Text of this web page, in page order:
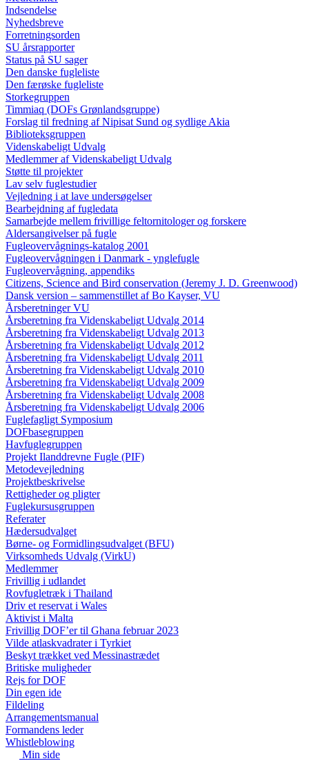
Indsendelse
Nyhedsbreve
Forretningsorden
SU årsrapporter
Status på SU sager
Den danske fugleliste
Den færøske fugleliste
Storkegruppen
Timmiaq (DOFs Grønlandsgruppe)
Forslag til fredning af Nipisat Sund og sydlige Akia
Biblioteksgruppen
Videnskabeligt Udvalg
Medlemmer af Videnskabeligt Udvalg
Støtte til projekter
Lav selv fuglestudier
Vejledning i at lave undersøgelser
Bearbejdning af fugledata
Samarbejde mellem frivillige feltornitologer og forskere
Aldersangivelser på fugle
Fugleovervågnings-katalog 2001
Fugleovervågningen i Danmark - ynglefugle
Fugleovervågning, appendiks
Citizens, Science and Bird conservation (Jeremy J. D. Greenwood)
Dansk version – sammenstillet af Bo Kayser, VU
Årsberetninger VU
Årsberetning fra Videnskabeligt Udvalg 2014
Årsberetning fra Videnskabeligt Udvalg 2013
Årsberetning fra Videnskabeligt Udvalg 2012
Årsberetning fra Videnskabeligt Udvalg 2011
Årsberetning fra Videnskabeligt Udvalg 2010
Årsberetning fra Videnskabeligt Udvalg 2009
Årsberetning fra Videnskabeligt Udvalg 2008
Årsberetning fra Videnskabeligt Udvalg 2006
Fuglefagligt Symposium
DOFbasegruppen
Havfuglegruppen
Projekt Ilanddrevne Fugle (PIF)
Metodevejledning
Projektbeskrivelse
Rettigheder og pligter
Fuglekursusgruppen
Referater
Hædersudvalget
Børne- og Formidlingsudvalget (BFU)
Virksomheds Udvalg (VirkU)
Medlemmer
Frivillig i udlandet
Rovfugletræk i Thailand
Driv et reservat i Wales
Aktivist i Malta
Frivillig DOF’er til Ghana februar 2023
Vilde atlaskvadrater i Tyrkiet
Beskyt trækket ved Messinastrædet
Britiske muligheder
Rejs for DOF
Din egen ide
Fildeling
Arrangementsmanual
Formandens leder
Whistleblowing
Min side